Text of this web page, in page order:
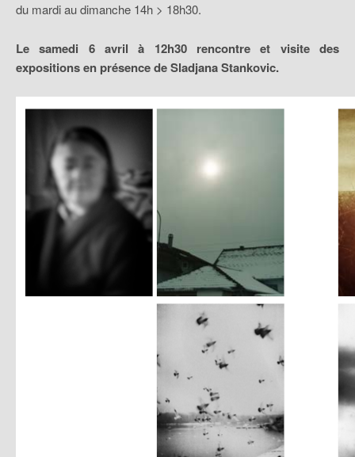
du mardi au dimanche 14h > 18h30.
Le samedi 6 avril à 12h30 rencontre et visite des
expositions en présence de Sladjana Stankovic.